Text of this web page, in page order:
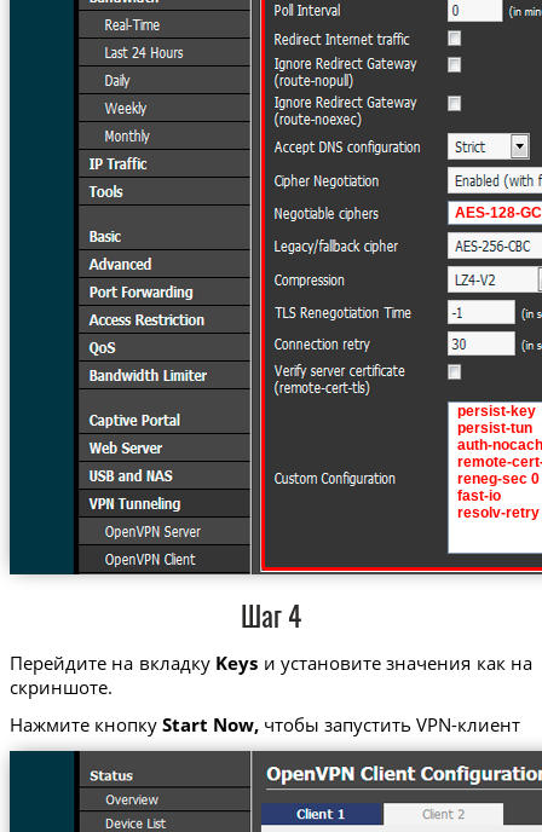
Шаг 4
Перейдите на вкладку Keys и установите значения как на
скриншоте.
Нажмите кнопку Start Now,чтобы запустить VPN-клиент